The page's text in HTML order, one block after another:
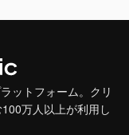
ットフォーム。クリ
万人以上が利用し